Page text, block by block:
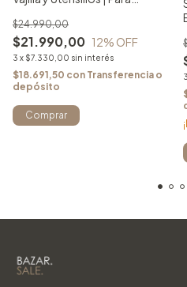
$21.990,00
$24.990,00
12% OFF
3 x $7.330,00 sin interés
$18.691,50 con Transferencia o
depósito
3